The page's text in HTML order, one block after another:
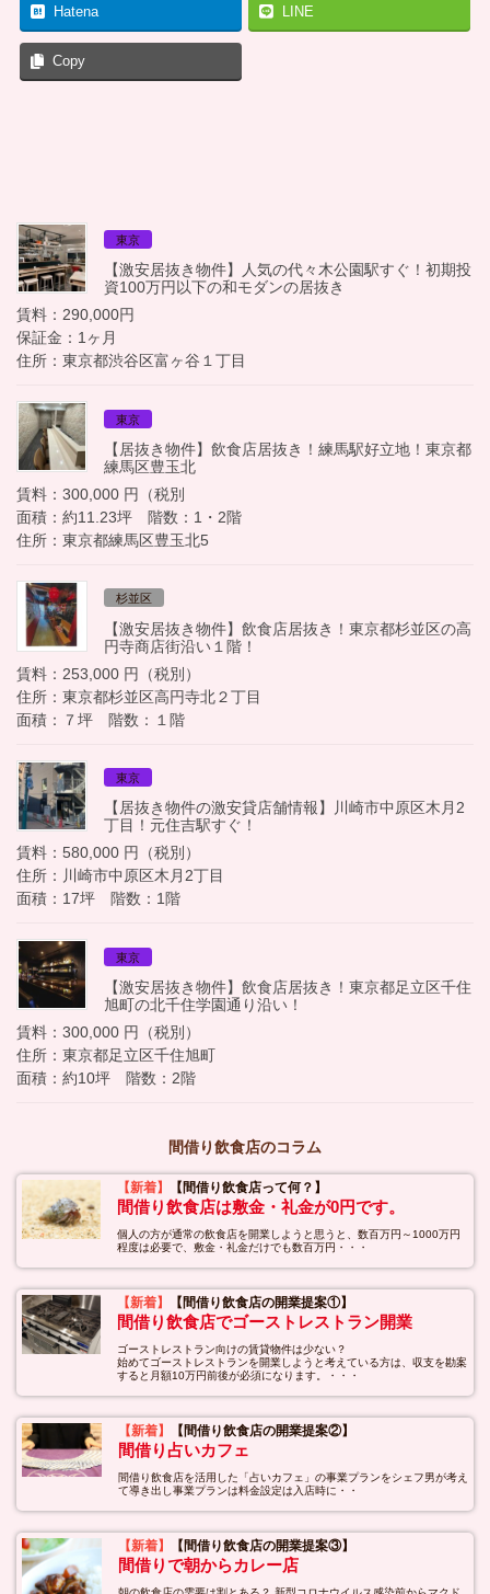
Hatena LINE
Copy
東京
【激安居抜き物件】人気の代々木公園駅すぐ！初期投
資100万円以下の和モダンの居抜き
賃料：290,000円
保証金：1ヶ月
住所：東京都渋谷区富ヶ谷１丁目
東京
【居抜き物件】飲食店居抜き！練馬駅好立地！東京都
練馬区豊玉北
賃料：300,000 円（税別
面積：約11.23坪 階数：1・2階
住所：東京都練馬区豊玉北5
杉並区
【激安居抜き物件】飲食店居抜き！東京都杉並区の高
円寺商店街沿い１階！
賃料：253,000 円（税別）
住所：東京都杉並区高円寺北２丁目
面積：７坪 階数：１階
東京
【居抜き物件の激安貸店舗情報】川崎市中原区木月2
丁目！元住吉駅すぐ！
賃料：580,000 円（税別）
住所：川崎市中原区木月2丁目
面積：17坪 階数：1階
東京
【激安居抜き物件】飲食店居抜き！東京都足立区千住
旭町の北千住学園通り沿い！
賃料：300,000 円（税別）
住所：東京都足立区千住旭町
面積：約10坪 階数：2階
間借り飲食店のコラム
【新着】 【間借り飲食店って何？】
間借り飲食店は敷金・礼金が0円です。
個人の方が通常の飲食店を開業しようと思うと、数百万円～1000万円
程度は必要で、敷金・礼金だけでも数百万円・・・
【新着】 【間借り飲食店の開業提案①】
間借り飲食店でゴーストレストラン開業
ゴーストレストラン向けの賃貸物件は少ない？
始めてゴーストレストランを開業しようと考えている方は、収支を勘案
すると月額10万円前後が必須になります。・・・
【新着】 【間借り飲食店の開業提案②】
間借り占いカフェ
間借り飲食店を活用した「占いカフェ」の事業プランをシェフ男が考え
て導き出し事業プランは料金設定は入店時に・・
【新着】 【間借り飲食店の開業提案③】
間借りで朝からカレー店